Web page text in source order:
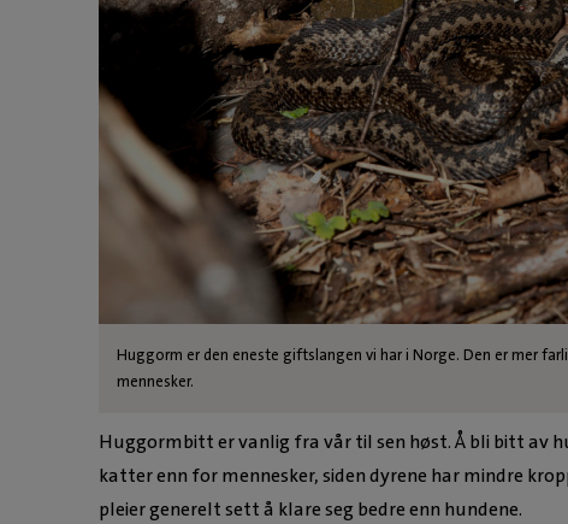
Huggorm er den eneste giftslangen vi har i Norge. Den er mer
mennesker.
Huggormbitt er vanlig fra vår til sen høst. Å bli bitt av
katter enn for mennesker, siden dyrene har mindre
pleier generelt sett å klare seg bedre enn hundene.